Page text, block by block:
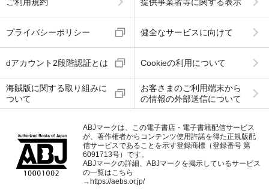
ご利用規約 提供事業者等に関する表示
プライバシーポリシー 健全なサービスに向けて
dアカウント2段階認証とは Cookieの利用について
海賊版に関する取り組みに
ついて
お客さまのご利用端末から
の情報の外部送信について
ABJマークは、この電子書店・電子書籍配信サービス
が、著作権者からコンテンツ使用許諾を得た正規版配
信サービスであることを示す登録商標（登録番号 第
6091713号）です。
ABJマークの詳細、ABJマークを掲示しているサービス
の一覧はこちら
→ https://aebs.or.jp/